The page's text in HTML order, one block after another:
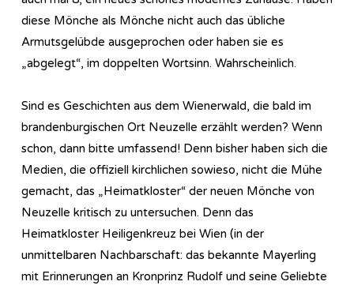
diese Mönche als Mönche nicht auch das übliche
Armutsgelübde ausgeprochen oder haben sie es
„abgelegt“, im doppelten Wortsinn. Wahrscheinlich.
Sind es Geschichten aus dem Wienerwald, die bald im
brandenburgischen Ort Neuzelle erzählt werden? Wenn
schon, dann bitte umfassend! Denn bisher haben sich die
Medien, die offiziell kirchlichen sowieso, nicht die Mühe
gemacht, das „Heimatkloster“ der neuen Mönche von
Neuzelle kritisch zu untersuchen. Denn das
Heimatkloster Heiligenkreuz bei Wien (in der
unmittelbaren Nachbarschaft: das bekannte Mayerling
mit Erinnerungen an Kronprinz Rudolf und seine Geliebte